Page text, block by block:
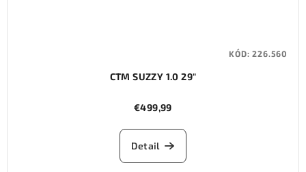
CTM SUZZY 1.0 29"
€499,99
Detail
KÓD:226.560